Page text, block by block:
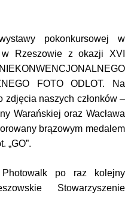
pokonkursowej w
Rzeszowie z okazji XVI
FOTO ODLOT. Na
zdjęcia naszych członków –
Warańskiej oraz Wacława
brązowym medalem
„GO”.
po raz kolejny
Stowarzyszenie